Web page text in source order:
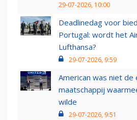
29-07-2026, 10:00
Deadlinedag voor
Portugal: wordt het
Lufthansa?
29-07-2026, 9:59
American was niet de
maatschappij
wilde
29-07-2026, 9:51